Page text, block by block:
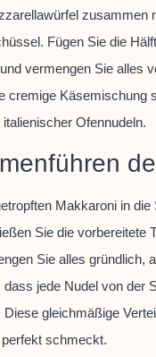
zusammen
Fügen Sie die
vermengen Sie alles
cremige Käsemischung
Ofennudeln.
Makkaroni in
Sie die vorbereitete
Sie alles gründlich,
jede Nudel von der
gleichmäßige
schmeckt.